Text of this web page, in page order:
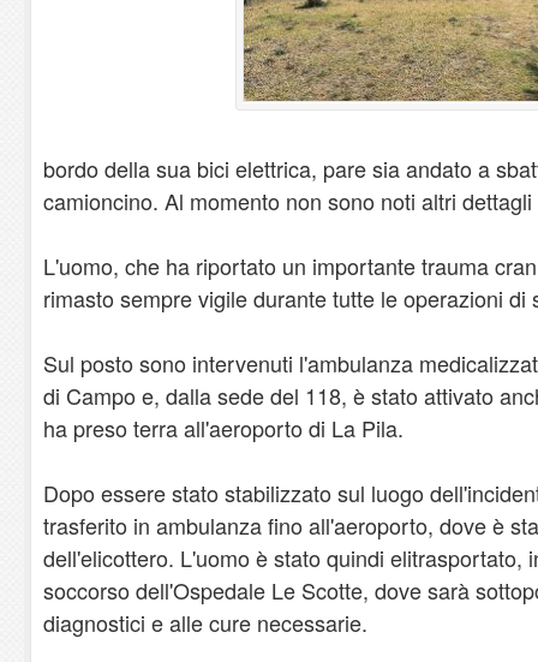
bordo della sua bici elettrica, pare sia andato a
camioncino. Al momento non sono noti altri
L'uomo, che ha riportato un importante trauma
rimasto sempre vigile durante tutte le operazioni di
Sul posto sono intervenuti l'ambulanza
di Campo e, dalla sede del 118, è stato attivato
ha preso terra all'aeroporto di La Pila.
Dopo essere stato stabilizzato sul luogo
trasferito in ambulanza fino all'aeroporto, dove è
dell'elicottero. L'uomo è stato quindi elitrasportato,
soccorso dell'Ospedale Le Scotte, dove sarà
diagnostici e alle cure necessarie.